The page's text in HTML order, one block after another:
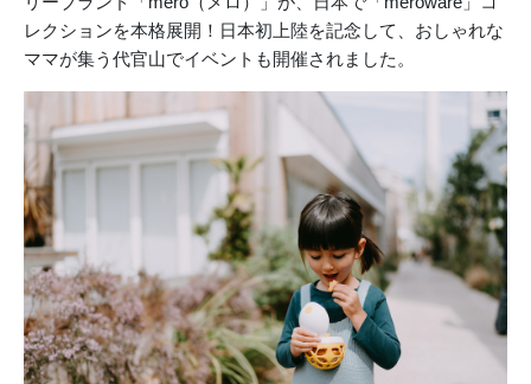
レクションを本格展開！日本初上陸を記念して、おしゃれな
ママが集う代官山でイベントも開催されました。